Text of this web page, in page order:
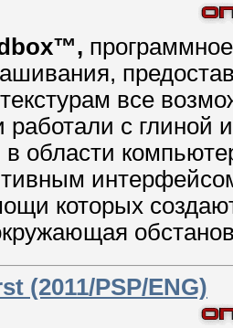
все
работали с глиной
области
которых
(2011/PSP/ENG)